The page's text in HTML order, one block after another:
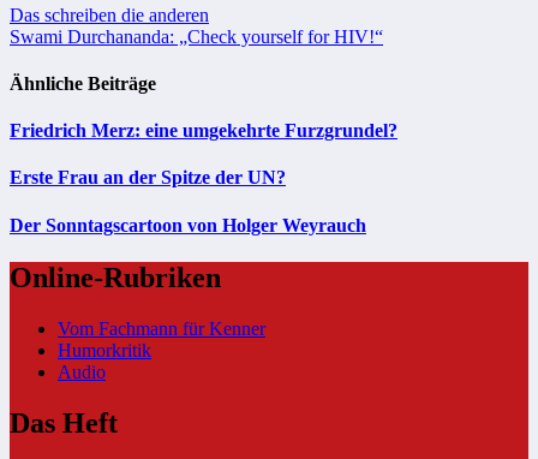
Beitragsnavigation
Das schreiben die anderen
Swami Durchananda: „Check yourself for HIV!“
Ähnliche Beiträge
Friedrich Merz: eine umgekehrte Furzgrundel?
Erste Frau an der Spitze der UN?
Der Sonntagscartoon von Holger Weyrauch
Online-Rubriken
Vom Fachmann für Kenner
Humorkritik
Audio
Das Heft